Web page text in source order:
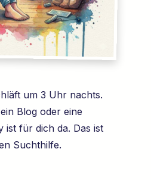
um 3 Uhr nachts.
Blog oder eine
ist für dich da. Das ist
Suchthilfe.